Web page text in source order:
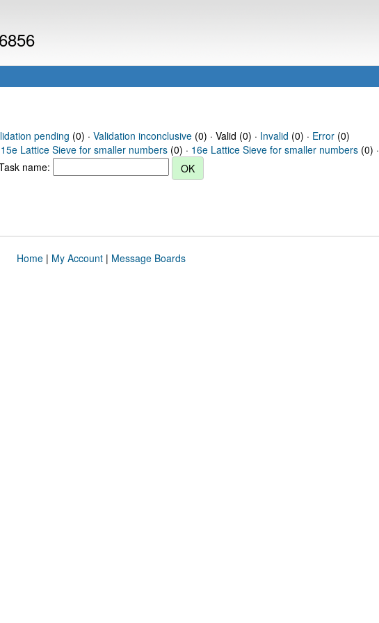
pending (0) · Validation inconclusive(0) · Valid (0) · Invalid (0) · Error(0)
15e Lattice Sieve for smaller numbers (0) · 16e Lattice Sieve for smaller numbers (0) ·
name:
Home| My Account| Message Boards